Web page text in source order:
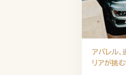
アパレル、
リアが挑